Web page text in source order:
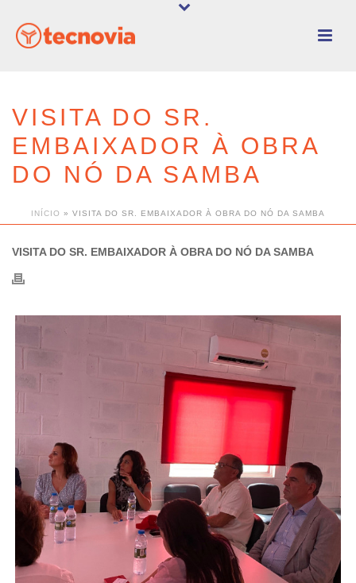
VISITA DO SR.
EMBAIXADOR À OBRA
DO NÓ DA SAMBA
INÍCIO » VISITA DO SR. EMBAIXADOR À OBRA DO NÓ DA SAMBA
VISITA DO SR. EMBAIXADOR À OBRA DO NÓ DA SAMBA